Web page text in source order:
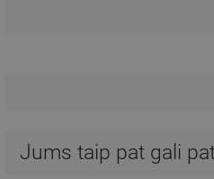
Jums taip pat gali